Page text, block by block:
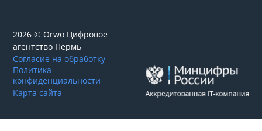
2026 © Orwo Цифровое
агентство Пермь
Согласие на обработку
Политика
конфиденциальности
Карта сайта